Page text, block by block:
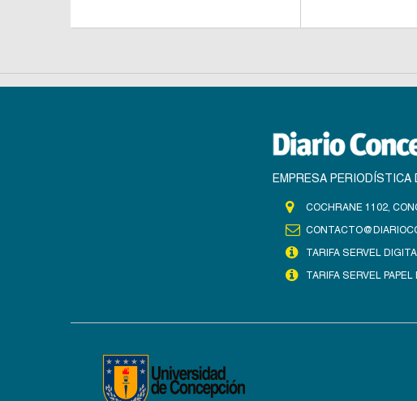
EMPRESA
COCHRANE 1102,
TARIFA SERVEL
TARIFA SERVEL PAPEL